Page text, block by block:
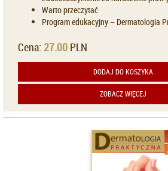
Warto przeczytać
Program edukacyjny – Dermatologia
Cena: 27.00 PLN
DODAJ DO KOSZYKA
ZOBACZ WIĘCEJ